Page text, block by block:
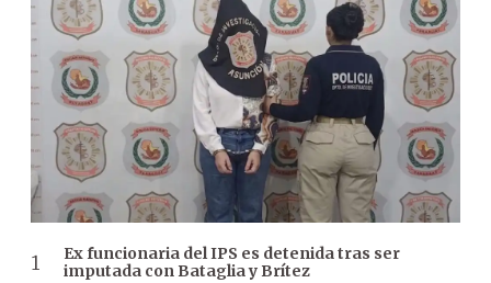
Ex funcionaria del IPS es detenida tras ser
imputada con Bataglia y Brítez